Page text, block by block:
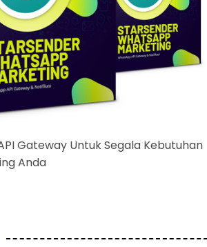
Gateway Untuk Segala Kebutuhan
Anda